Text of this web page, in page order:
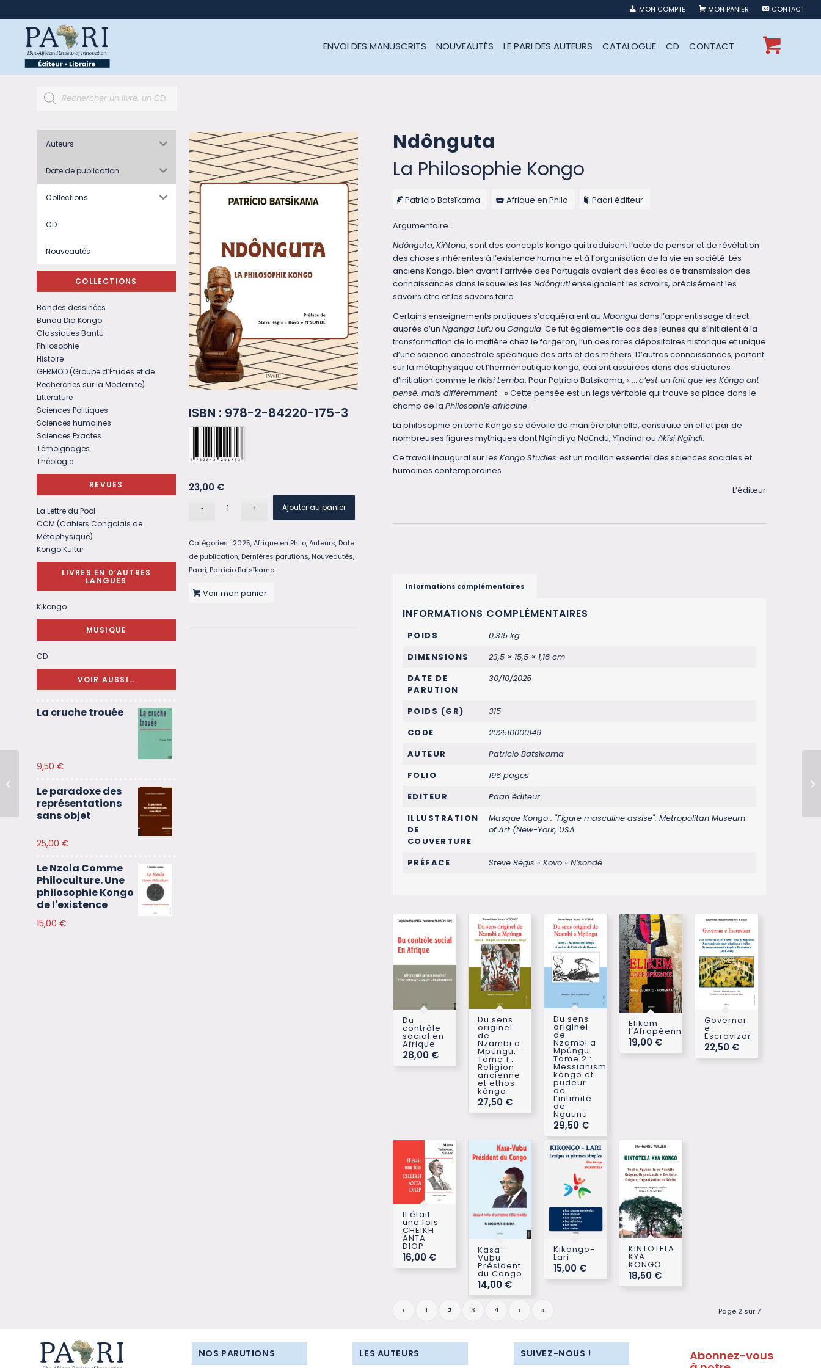
MON COMPTE MON PANIER CONTACT
ENVOI DES MANUSCRITS NOUVEAUTÉS LE PARI DES AUTEURS CATALOGUE CD CONTACT
ISBN : 978-2-84220-175-3
23,00 €
Ajouter au panier
Catégories : 2025,Afrique en Philo,Auteurs, Date
de publication, Dernières parutions, Nouveautés,
Paari, Patrício Batsîkama
Voir mon panier
Ndônguta
La Philosophie Kongo
Patrício Batsîkama Afrique en Philo Paari éditeur
Argumentaire :
Ndônguta, Kiñtona, sont des concepts kongo qui traduisent l’acte de penser et de révélation
des choses inhérentes à l’existence humaine et à l’organisation de la vie en société. Les
anciens Kongo, bien avant l’arrivée des Portugais avaient des écoles de transmission des
connaissances dans lesquelles les Ndôngutienseignaient les savoirs, précisément les
savoirs être et les savoirs faire.
Certains enseignements pratiques s’acquéraient au Mbonguidans l’apprentissage direct
auprès d’un Nganga Lufuou Gangula. Ce fut également le cas des jeunes qui s’initiaient à la
transformation de la matière chez le forgeron, l’un des rares dépositaires historique et unique
d’une science ancestrale spécifique des arts et des métiers. D’autres connaissances, portant
sur la métaphysique et l’herméneutique kongo, étaient assurées dans des structures
d’initiation comme le ñkîsi Lemba. Pour Patricio Batsikama, « … c’est un fait que les Kôngo ont
pensé, mais différemment… » Cette pensée est un legs véritable qui trouve sa place dans le
champ de la Philosophie africaine.
La philosophie en terre Kongo se dévoile de manière plurielle, construite en effet par de
nombreuses figures mythiques dont Ngîndi ya Ndûndu, Yîndindi ou ñkîsi Ngîndi.
Ce travail inaugural sur les Kongo Studies est un maillon essentiel des sciences sociales et
humaines contemporaines.
L’éditeur
Informations complémentaires
INFORMATIONS COMPLÉMENTAIRES
POIDS
0,315 kg
DIMENSIONS
23,5 × 15,5 × 1,18 cm
DATE DE
PARUTION
30/10/2025
POIDS (GR)
315
CODE
202510000149
AUTEUR
Patrício Batsîkama
FOLIO
196 pages
EDITEUR
Paari éditeur
ILLUSTRATION
DE
COUVERTURE
Masque Kongo : "Figure masculine assise". Metropolitan Museum
of Art (New-York, USA
PRÉFACE Steve Régis « Kovo » N’sondé
Du
contrôle
social en
Afrique
28,00 €
Du sens
originel
de
Nzambi a
Mpúngu.
Tome 1 :
Religion
ancienne
et ethos
kôngo
27,50 €
Du sens
originel
de
Nzambi a
Mpúngu.
Tome 2 :
Messianismes
kôngo et
pudeur
de
l’intimité
de
Nguunu
29,50 €
Elikem
l’Afropéenne
19,00 €
Governar
e
Escravizar
22,50 €
Il était
une fois
CHEIKH
ANTA
DIOP
16,00 €
Kasa-
Vubu
Président
du Congo
14,00 €
Kikongo-
Lari
15,00 €
KINTOTELA
KYA
KONGO
18,50 €
Page 2 sur 7
‹ 1 2 3 4 › »
Auteurs
Date de publication
Collections
CD
Nouveautés
COLLECTIONS
Bandes dessinées
Bundu Dia Kongo
Classiques Bantu
Philosophie
Histoire
GERMOD (Groupe d’Études et de
Recherches sur la Modernité)
Littérature
Sciences Politiques
Sciences humaines
Sciences Exactes
Témoignages
Théologie
REVUES
La Lettre du Pool
CCM (Cahiers Congolais de
Métaphysique)
Kongo Kultur
LIVRES EN D’AUTRES
LANGUES
Kikongo
MUSIQUE
CD
VOIR AUSSI…
La cruche trouée
9,50 €
Le paradoxe des
représentations
sans objet
25,00 €
Le Nzola Comme
Philoculture. Une
philosophie Kongo
de l'existence
15,00 €
NOS PARUTIONS LES AUTEURS SUIVEZ-NOUS ! Abonnez-vous